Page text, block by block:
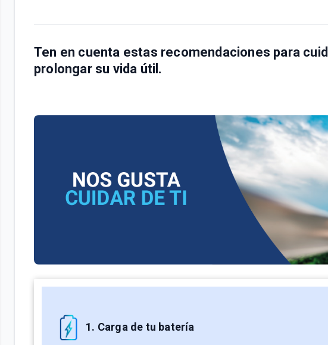
Ten en cuenta estas recomendaciones para
prolongar su vida útil.
1. Carga de tu batería